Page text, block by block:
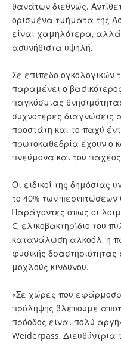
θανάτων διεθνώς.
ορισμένα τμήματα της
είναι χαμηλότερα,
ασυνήθιστα υψηλή.
Σε επίπεδο ογκολογικών
παραμένει ο
παγκόσμιας
συχνότερες διαγνώσεις
προστάτη και το παχύ
πρωτοκαθεδρία έχουν ο
πνεύμονα και του
Οι ειδικοί της δημόσιας
το 40% των
Παράγοντες όπως οι
C, ελικοβακτηρίδιο του
κατανάλωση αλκοόλ, η
φυσικής
μοχλούς κινδύνου.
«Σε χώρες που
πρόληψης βλέπουμε
πρόοδος είναι πολύ
Weiderpass, Διευθύντρια